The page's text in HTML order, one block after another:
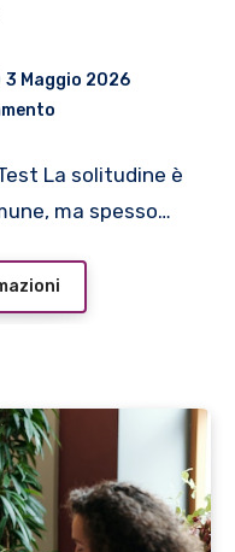
3 Maggio 2026
La solitudine è
ma spesso…